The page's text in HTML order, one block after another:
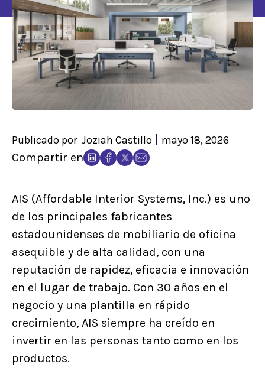
Publicado por Joziah Castillo mayo 18, 2026
Compartir en
AIS (Affordable Interior Systems, Inc.) es uno
de los principales fabricantes
estadounidenses de mobiliario de oficina
asequible y de alta calidad, con una
reputación de rapidez, eficacia e innovación
en el lugar de trabajo. Con 30 años en el
negocio y una plantilla en rápido
crecimiento, AIS siempre ha creído en
invertir en las personas tanto como en los
productos.